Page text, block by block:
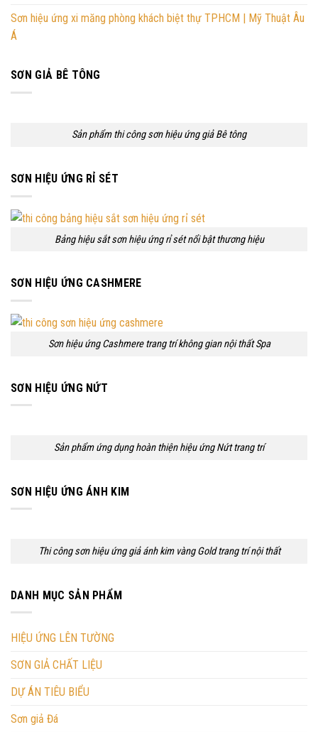
Sơn hiệu ứng xi măng phòng khách biệt thự TPHCM | Mỹ Thuật Âu
Á
SƠN GIẢ BÊ TÔNG
Sản phẩm thi công sơn hiệu ứng giả Bê tông
SƠN HIỆU ỨNG RỈ SÉT
Bảng hiệu sắt sơn hiệu ứng rỉ sét nổi bật thương hiệu
SƠN HIỆU ỨNG CASHMERE
Sơn hiệu ứng Cashmere trang trí không gian nội thất Spa
SƠN HIỆU ỨNG NỨT
Sản phẩm ứng dụng hoàn thiện hiệu ứng Nứt trang trí
SƠN HIỆU ỨNG ÁNH KIM
Thi công sơn hiệu ứng giả ánh kim vàng Gold trang trí nội thất
DANH MỤC SẢN PHẨM
HIỆU ỨNG LÊN TƯỜNG
SƠN GIẢ CHẤT LIỆU
DỰ ÁN TIÊU BIỂU
Sơn giả Đá